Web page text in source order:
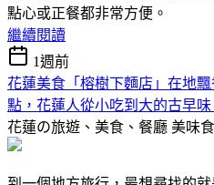
點心或正餐都非常方便。
繼續閱讀
1週前
花蓮美食「榕樹下麵店」在地
點，花蓮人從小吃到大的古早味
花蓮の旅遊、美食、餐廳 美味